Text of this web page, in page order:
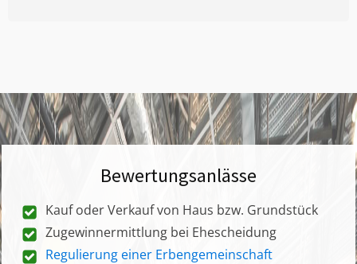
Bewertungsanlässe
Kauf oder Verkauf von Haus bzw. Grundstück
Zugewinnermittlung bei Ehescheidung
Regulierung einer Erbengemeinschaft